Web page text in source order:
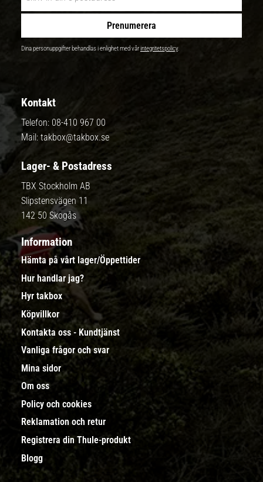
Prenumerera
Dina personuppgifter behandlas i enlighet med vårintegritetspolicy.
Kontakt
Telefon: 08-410 967 00
Mail: takbox@takbox.se
Lager- & Postadress
TBX Stockholm AB
Slipstensvägen 11
142 50 Skogås
Information
Hämta på vårt lager/Öppettider
Hur handlar jag?
Hyr takbox
Köpvillkor
Kontakta oss - Kundtjänst
Vanliga frågor och svar
Mina sidor
Om oss
Policy och cookies
Reklamation och retur
Registrera din Thule-produkt
Blogg